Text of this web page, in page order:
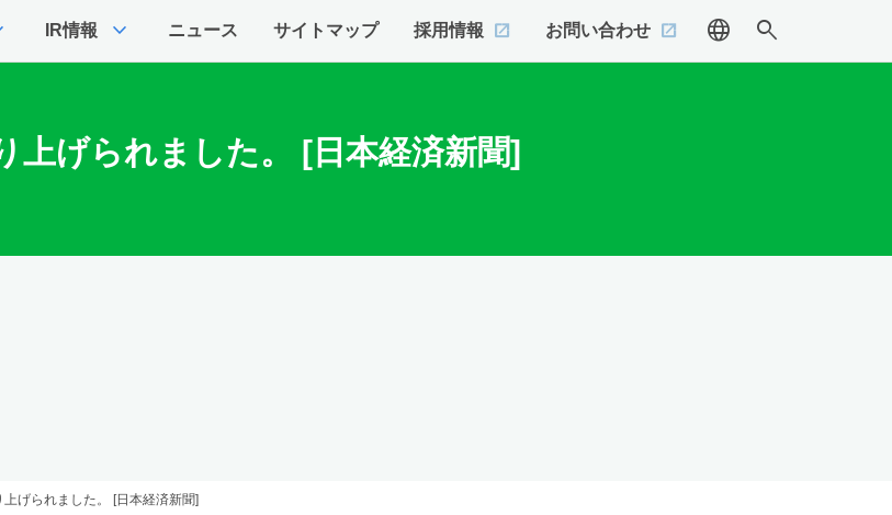
IR情報 expand_more ニュース サイトマップ 採用情報 お問い合わせ language search
上げられました。 [日本経済新聞]
げられました。 [日本経済新聞]